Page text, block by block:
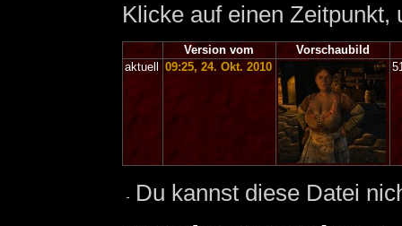
Klicke auf einen
Version vom
Vorschaubild
aktuell
09:25, 24. Okt. 2010
Du kannst diese Datei